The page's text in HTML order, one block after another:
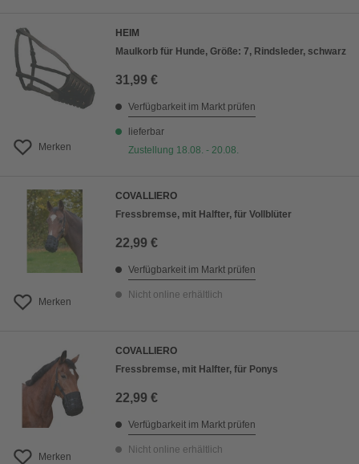
Merken
HEIM
Maulkorb für Hunde, Größe: 7, Rindsleder, schwarz
31,99 €
Verfügbarkeit im Markt prüfen
lieferbar
Zustellung 18.08. - 20.08.
Merken
COVALLIERO
Fressbremse, mit Halfter, für Vollblüter
22,99 €
Verfügbarkeit im Markt prüfen
Nicht online erhältlich
Merken
COVALLIERO
Fressbremse, mit Halfter, für Ponys
22,99 €
Verfügbarkeit im Markt prüfen
Nicht online erhältlich